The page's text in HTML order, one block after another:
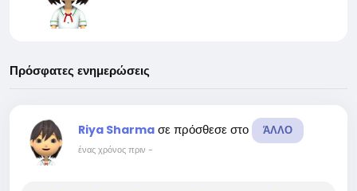
Πρόσφατες ενημερώσεις
Riya Sharma σε πρόσθεσε στο ΆΛΛΟ
ένας χρόνος πριν -